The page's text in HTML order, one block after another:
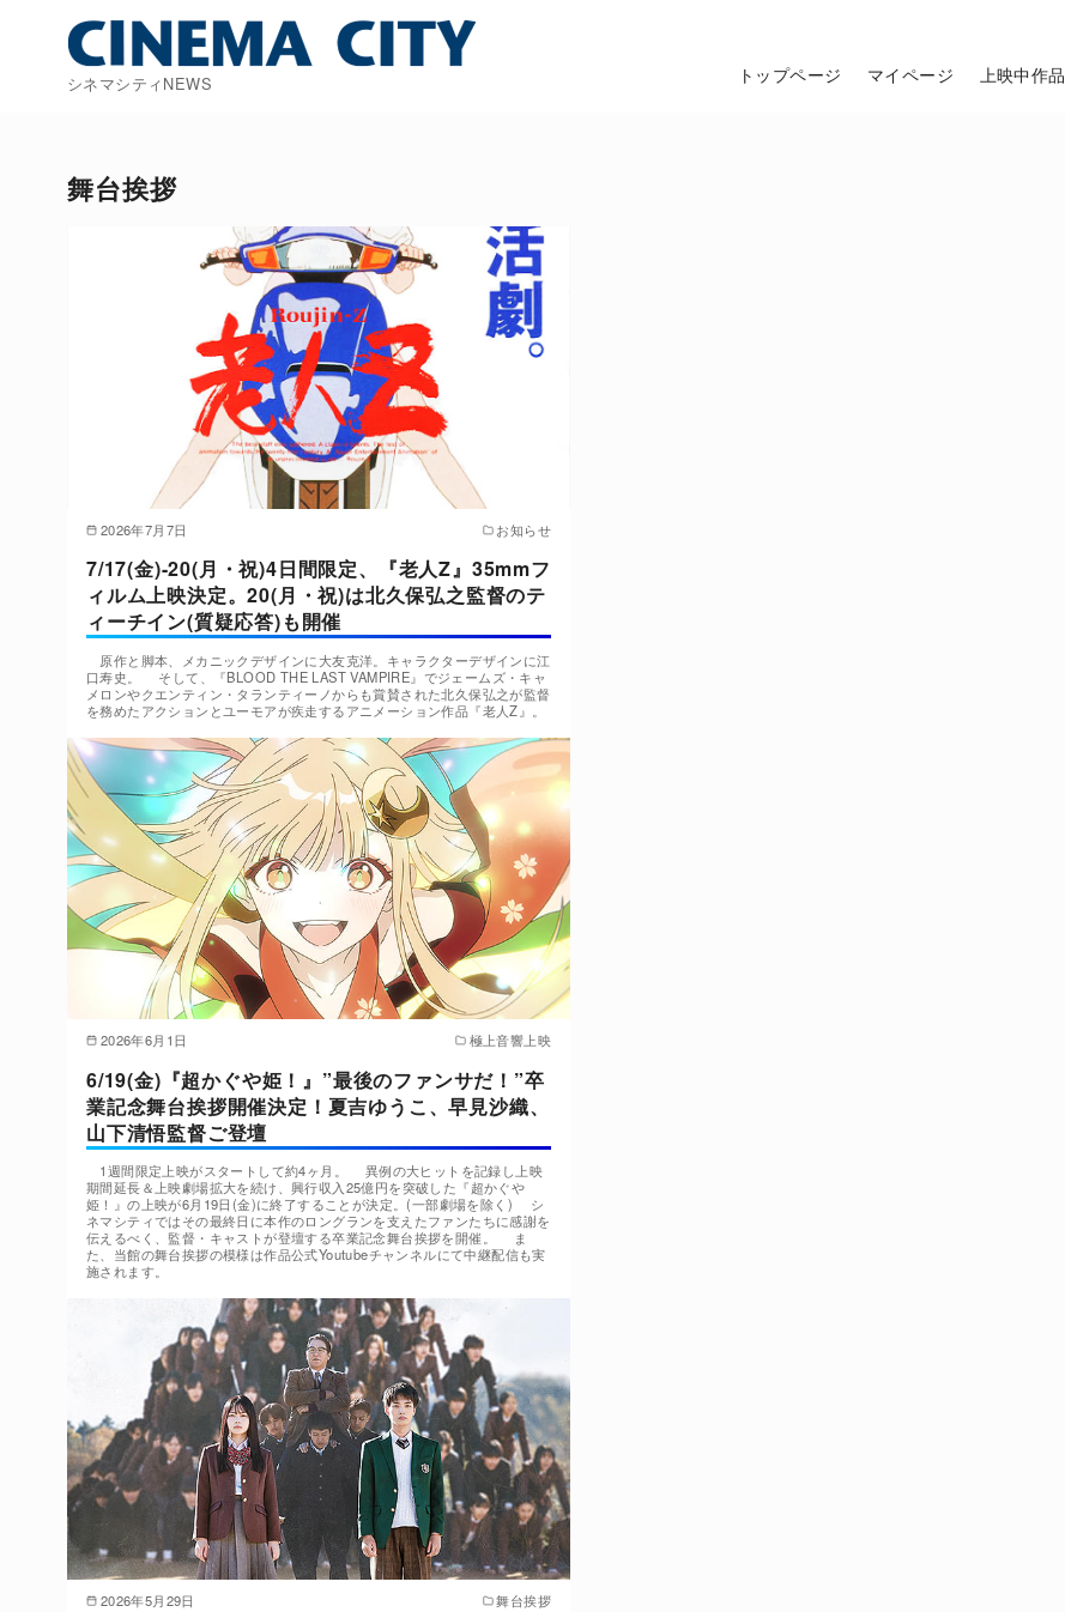
シネマシティNEWS トップページ マイページ 上映中作品
舞台挨拶
2026年7月7日 お知らせ
7/17(金)-20(月・祝)4日間限定、『老人Z』35mmフ
ィルム上映決定。20(月・祝)は北久保弘之監督のテ
ィーチイン(質疑応答)も開催
原作と脚本、メカニックデザインに大友克洋。キャラクターデザインに江
口寿史。 そして、『BLOOD THE LAST VAMPIRE』でジェームズ・キャ
メロンやクエンティン・タランティーノからも賞賛された北久保弘之が監督
を務めたアクションとユーモアが疾走するアニメーション作品『老人Z』。
2026年6月1日 極上音響上映
6/19(金)『超かぐや姫！』”最後のファンサだ！”卒
業記念舞台挨拶開催決定！夏吉ゆうこ、早見沙織、
山下清悟監督ご登壇
1週間限定上映がスタートして約4ヶ月。 異例の大ヒットを記録し上映
期間延長＆上映劇場拡大を続け、興行収入25億円を突破した『超かぐや
姫！』の上映が6月19日(金)に終了することが決定。(一部劇場を除く) シ
ネマシティではその最終日に本作のロングランを支えたファンたちに感謝を
伝えるべく、監督・キャストが登壇する卒業記念舞台挨拶を開催。 ま
た、当館の舞台挨拶の模様は作品公式Youtubeチャンネルにて中継配信も実
施されます。
2026年5月29日 舞台挨拶